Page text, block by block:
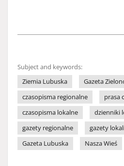
Subject and keywords:
Ziemia Lubuska
Gazeta
czasopisma regionalne
prasa
czasopisma lokalne
dzienniki
gazety regionalne
gazety
Gazeta Lubuska
Nasza Wieś